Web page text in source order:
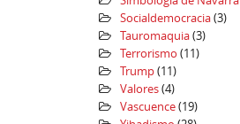
Socialdemocracia(3)
Tauromaquia(3)
Terrorismo (11)
Trump(11)
Valores(4)
Vascuence(19)